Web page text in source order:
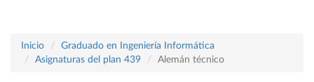
Inicio
Graduado en Ingeniería Informática
Asignaturas del plan 439
Alemán técnico